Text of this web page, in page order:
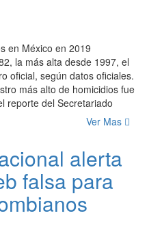
en México en 2019
la más alta desde 1997, el
oficial, según datos oficiales.
más alto de homicidios fue
reporte del Secretariado
Ver Mas
alerta
falsa para